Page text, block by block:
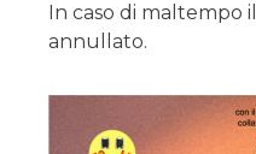
In caso di maltempo
annullato.